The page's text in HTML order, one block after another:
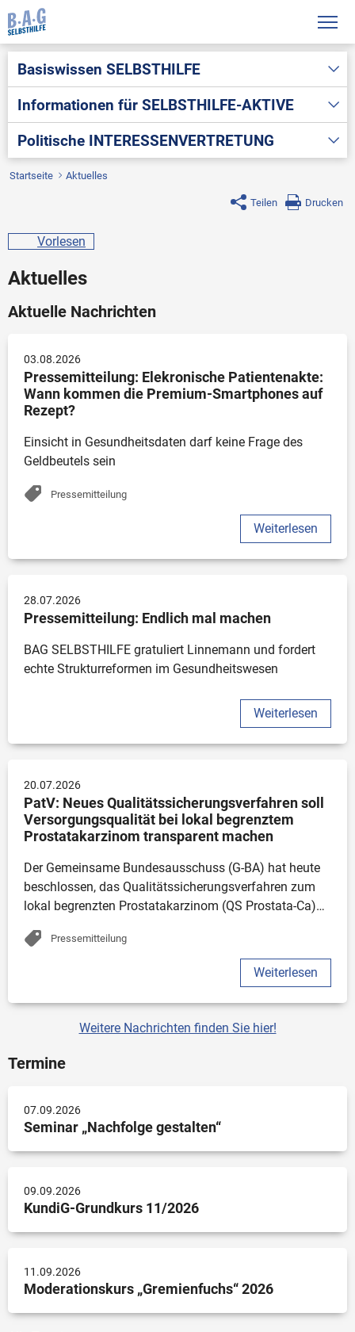
Basiswissen SELBSTHILFE
Informationen für SELBSTHILFE-AKTIVE
Politische INTERESSENVERTRETUNG
Startseite Aktuelles
Teilen Drucken
Vorlesen
Aktuelles
Aktuelle Nachrichten
03.08.2026
Pressemitteilung: Elekronische Patientenakte:
Wann kommen die Premium-Smartphones auf
Rezept?
Einsicht in Gesundheitsdaten darf keine Frage des
Geldbeutels sein
Pressemitteilung
Weiterlesen
28.07.2026
Pressemitteilung: Endlich mal machen
BAG SELBSTHILFE gratuliert Linnemann und fordert
echte Strukturreformen im Gesundheitswesen
Weiterlesen
20.07.2026
PatV: Neues Qualitätssicherungsverfahren soll
Versorgungsqualität bei lokal begrenztem
Prostatakarzinom transparent machen
Der Gemeinsame Bundesausschuss (G-BA) hat heute
beschlossen, das Qualitätssicherungsverfahren zum
lokal begrenzten Prostatakarzinom (QS Prostata-Ca)…
Pressemitteilung
Weiterlesen
Weitere Nachrichten finden Sie hier!
Termine
07.09.2026
Seminar „Nachfolge gestalten“
09.09.2026
KundiG-Grundkurs 11/2026
11.09.2026
Moderationskurs „Gremienfuchs“ 2026